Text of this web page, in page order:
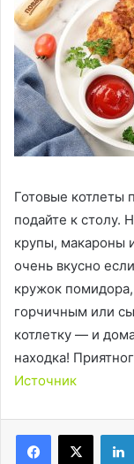
Готовые котлеты
подайте к столу.
крупы, макароны
очень вкусно
кружок помидора,
горчичным или
котлетку — и
находка!
Источник